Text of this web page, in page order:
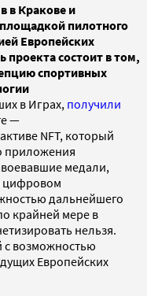
в Кракове и
пилотного
Европейских
состоит в том,
спортивных
в Играх, получили
—
NFT, который
приложения
медали,
цифровом
дальнейшего
крайней мере в
нельзя.
возможностью
Европейских